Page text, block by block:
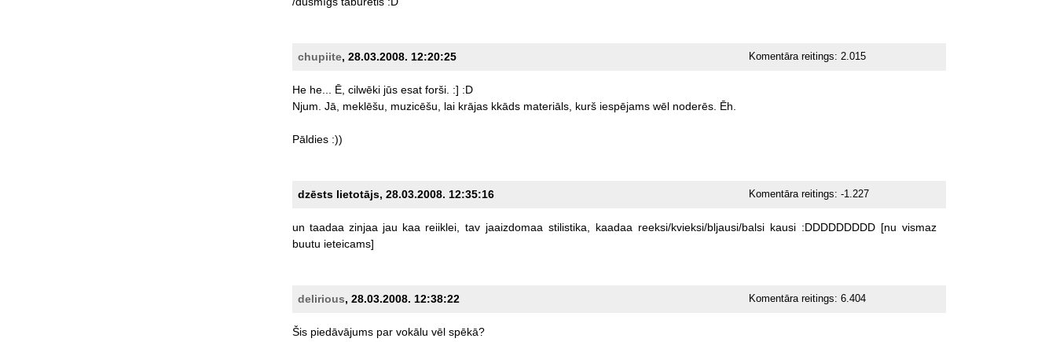
chupiite, 28.03.2008. 12:20:25 Komentāra reitings:2.015
He he... Ē, cilwēki jūs esat forši. :] :D
Njum. Jā, meklēšu, muzicēšu, lai krājas kkāds materiāls, kurš iespējams wēl noderēs. Ēh.
Pāldies :))
dzēsts lietotājs, 28.03.2008. 12:35:16 Komentāra reitings:-1.227
un taadaa zinjaa jau kaa reiiklei, tav jaaizdomaa stilistika, kaadaa reeksi/kvieksi/bljausi/balsi kausi :DDDDDDDDD [nu vismaz
buutu ieteicams]
delirious, 28.03.2008. 12:38:22 Komentāra reitings:6.404
Šis piedāvājums par vokālu vēl spēkā?